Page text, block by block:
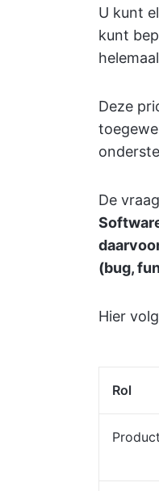
U kunt
kunt
Deze
De
(bug,
Hier
Rol